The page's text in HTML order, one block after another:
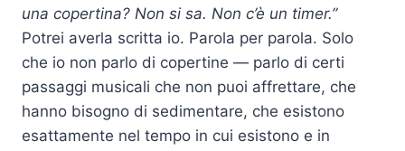
una copertina? Non si sa. Non c’è un timer.”
Potrei averla scritta io. Parola per parola. Solo
che io non parlo di copertine — parlo di certi
passaggi musicali che non puoi affrettare, che
hanno bisogno di sedimentare, che esistono
esattamente nel tempo in cui esistono e in